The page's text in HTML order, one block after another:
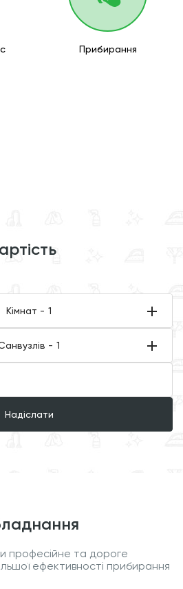
Прибирання
Кімнат - 1
- 1
Надіслати
професійне та дороге
ефективності прибирання